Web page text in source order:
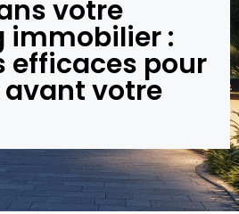
votre
immobilier :
efficaces pour
votre